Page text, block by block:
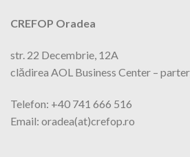
CREFOP Oradea
str. 22 Decembrie, 12A
clădirea AOL Business Center –
Telefon: +40 741 666 516
Email: oradea(at)crefop.ro